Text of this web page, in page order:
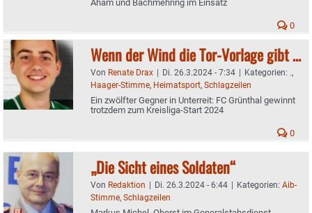
Aham und Bachmehring im Einsatz
0
Wenn der Wind die Tor-Vorlage gibt …
Von Renate Drax | Di. 26.3.2024 - 7:34 | Kategorien: .,
Haager-Stimme, Heimatsport, Schlagzeilen
Ein zwölfter Gegner in Unterreit: FC Grünthal gewinnt
trotzdem zum Kreisliga-Start 2024
0
„Die Sicht eines Soldaten“
Von Redaktion | Di. 26.3.2024 - 6:44 | Kategorien: Aib-
Stimme, Schlagzeilen